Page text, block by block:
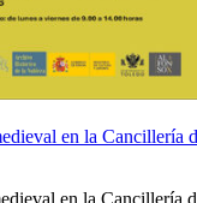
en la Cancillería
en la Cancillería